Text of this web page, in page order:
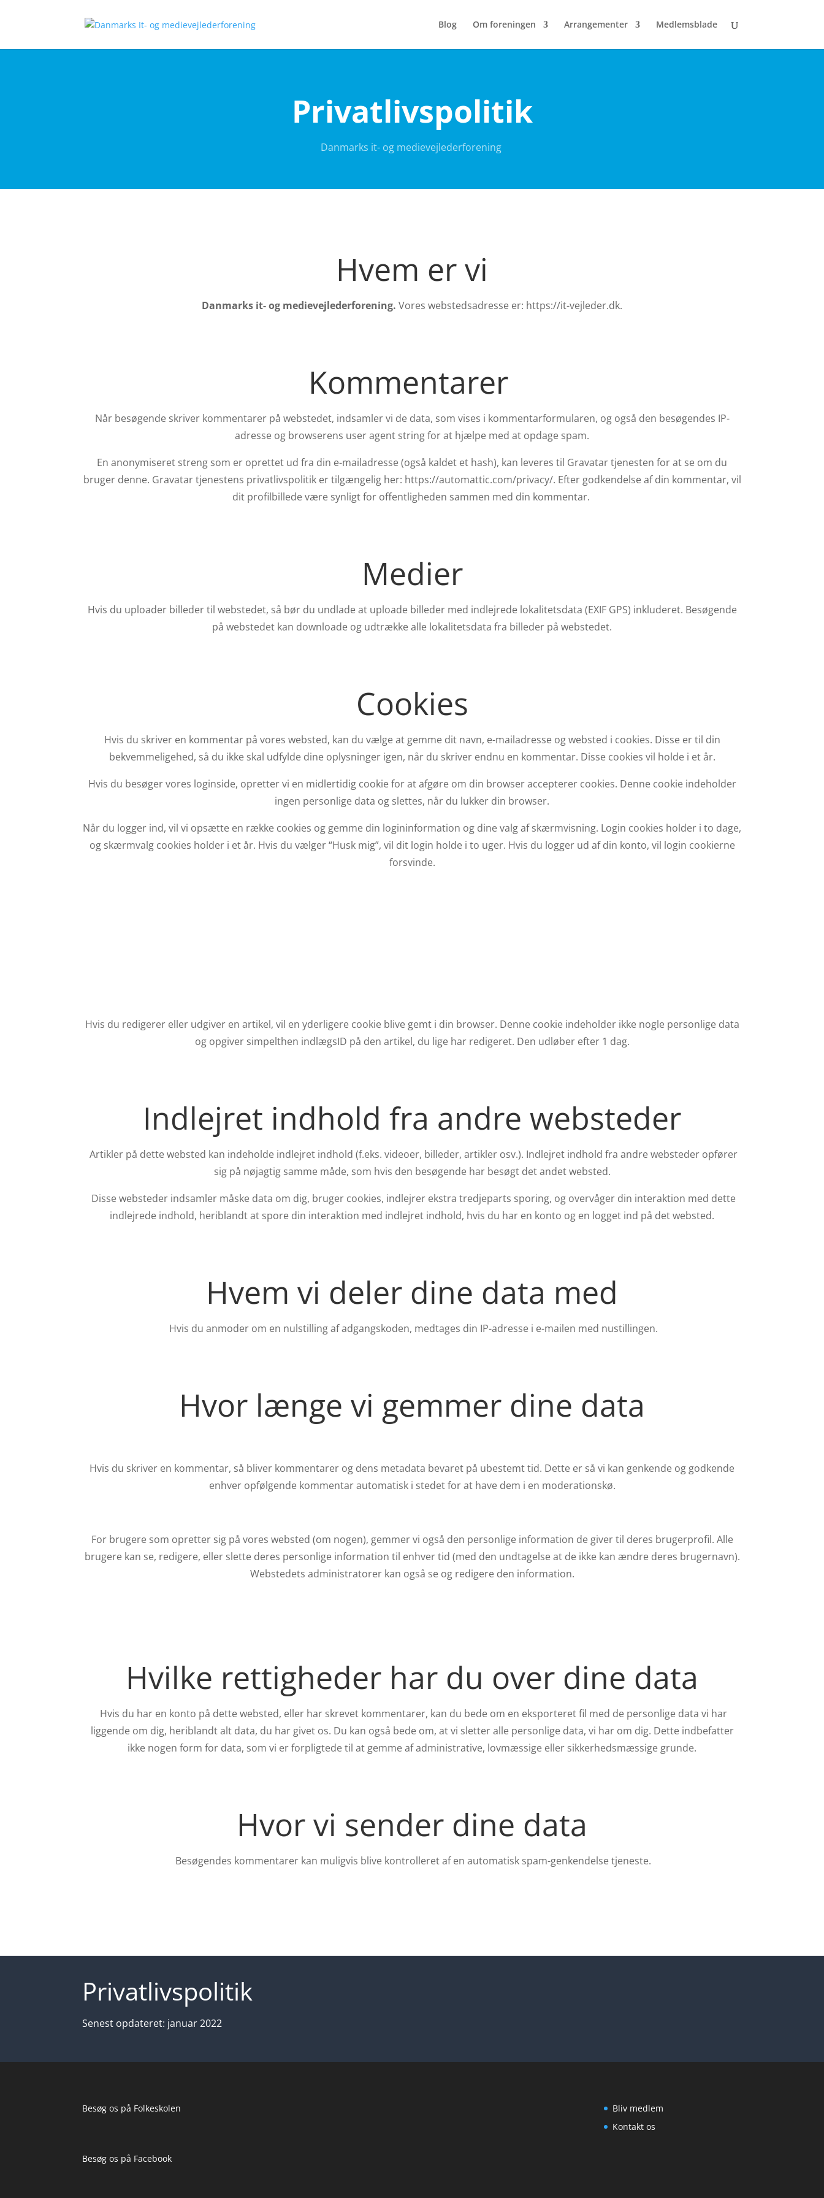
Blog Om foreningen Arrangementer Medlemsblade
Privatlivspolitik
Danmarks it- og medievejlederforening
Hvem er vi
Danmarks it- og medievejlederforening. Vores webstedsadresse er: https://it-vejleder.dk.
Kommentarer
Når besøgende skriver kommentarer på webstedet, indsamler vi de data, som vises i kommentarformularen, og også den besøgendes IP-
adresse og browserens user agent string for at hjælpe med at opdage spam.
En anonymiseret streng som er oprettet ud fra din e-mailadresse (også kaldet et hash), kan leveres til Gravatar tjenesten for at se om du
bruger denne. Gravatar tjenestens privatlivspolitik er tilgængelig her: https://automattic.com/privacy/. Efter godkendelse af din kommentar, vil
dit profilbillede være synligt for offentligheden sammen med din kommentar.
Medier
Hvis du uploader billeder til webstedet, så bør du undlade at uploade billeder med indlejrede lokalitetsdata (EXIF GPS) inkluderet. Besøgende
på webstedet kan downloade og udtrække alle lokalitetsdata fra billeder på webstedet.
Cookies
Hvis du skriver en kommentar på vores websted, kan du vælge at gemme dit navn, e-mailadresse og websted i cookies. Disse er til din
bekvemmeligehed, så du ikke skal udfylde dine oplysninger igen, når du skriver endnu en kommentar. Disse cookies vil holde i et år.
Hvis du besøger vores loginside, opretter vi en midlertidig cookie for at afgøre om din browser accepterer cookies. Denne cookie indeholder
ingen personlige data og slettes, når du lukker din browser.
Når du logger ind, vil vi opsætte en række cookies og gemme din logininformation og dine valg af skærmvisning. Login cookies holder i to dage,
og skærmvalg cookies holder i et år. Hvis du vælger “Husk mig”, vil dit login holde i to uger. Hvis du logger ud af din konto, vil login cookierne
forsvinde.
Hvis du redigerer eller udgiver en artikel, vil en yderligere cookie blive gemt i din browser. Denne cookie indeholder ikke nogle personlige data
og opgiver simpelthen indlægsID på den artikel, du lige har redigeret. Den udløber efter 1 dag.
Indlejret indhold fra andre websteder
Artikler på dette websted kan indeholde indlejret indhold (f.eks. videoer, billeder, artikler osv.). Indlejret indhold fra andre websteder opfører
sig på nøjagtig samme måde, som hvis den besøgende har besøgt det andet websted.
Disse websteder indsamler måske data om dig, bruger cookies, indlejrer ekstra tredjeparts sporing, og overvåger din interaktion med dette
indlejrede indhold, heriblandt at spore din interaktion med indlejret indhold, hvis du har en konto og en logget ind på det websted.
Hvem vi deler dine data med
Hvis du anmoder om en nulstilling af adgangskoden, medtages din IP-adresse i e-mailen med nustillingen.
Hvor længe vi gemmer dine data
Hvis du skriver en kommentar, så bliver kommentarer og dens metadata bevaret på ubestemt tid. Dette er så vi kan genkende og godkende
enhver opfølgende kommentar automatisk i stedet for at have dem i en moderationskø.
For brugere som opretter sig på vores websted (om nogen), gemmer vi også den personlige information de giver til deres brugerprofil. Alle
brugere kan se, redigere, eller slette deres personlige information til enhver tid (med den undtagelse at de ikke kan ændre deres brugernavn).
Webstedets administratorer kan også se og redigere den information.
Hvilke rettigheder har du over dine data
Hvis du har en konto på dette websted, eller har skrevet kommentarer, kan du bede om en eksporteret fil med de personlige data vi har
liggende om dig, heriblandt alt data, du har givet os. Du kan også bede om, at vi sletter alle personlige data, vi har om dig. Dette indbefatter
ikke nogen form for data, som vi er forpligtede til at gemme af administrative, lovmæssige eller sikkerhedsmæssige grunde.
Hvor vi sender dine data
Besøgendes kommentarer kan muligvis blive kontrolleret af en automatisk spam-genkendelse tjeneste.
Privatlivspolitik
Senest opdateret: januar 2022
Besøg os på Folkeskolen
Besøg os på Facebook
Bliv medlem
Kontakt os